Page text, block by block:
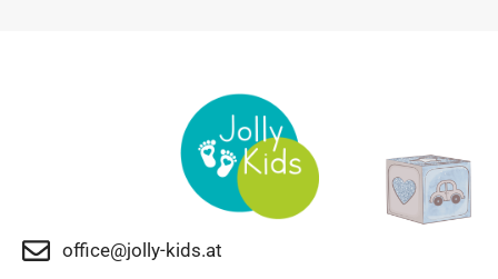
office@jolly-kids.at